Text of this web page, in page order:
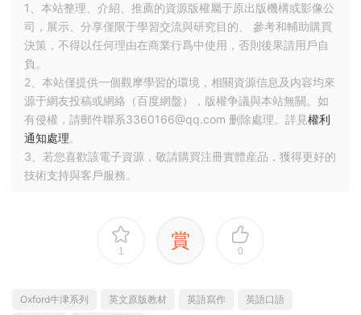
1、本站整理、介紹、推薦的資源版權屬于原出版機構或影像公
司，展示、分享僅限于學習交流與研究目的、 參考和輔助購買
決策，不得以任何理由在商業行爲中使用，否則後果請用戶自
負。
2、本站僅提供一個觀摩學習的環境，相關資源信息及内容均來
源于網友投稿或網絡（百度網盤），版權争議與本站無關。如
有侵權，請郵件聯系3360166@qq.com 删除處理。詳見權利
通知處理。
3、若您喜歡該電子資源，敬請購買注冊實體産品，獲得更好的
技術支持與客戶服務。
1 賞 0
Oxford牛津系列 英文原版教材 英語寫作
英語口語